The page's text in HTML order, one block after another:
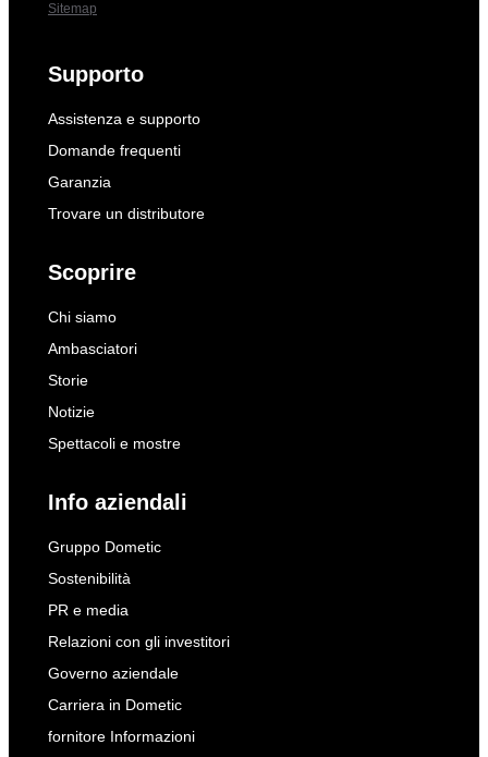
Sitemap
Supporto
Assistenza e supporto
Domande frequenti
Garanzia
Trovare un distributore
Scoprire
Chi siamo
Ambasciatori
Storie
Notizie
Spettacoli e mostre
Info aziendali
Gruppo Dometic
Sostenibilità
PR e media
Relazioni con gli investitori
Governo aziendale
Carriera in Dometic
fornitore Informazioni